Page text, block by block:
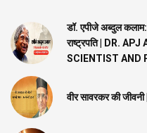
डॉ. एपीजे अब्दुल
राष्ट्रपति | DR.
SCIENTIST AND
वीर सावरकर की जीवनी